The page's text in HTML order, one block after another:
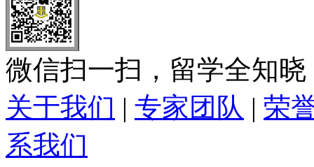
微信扫一扫，留学全知晓
关于我们 | 专家团队 | 荣
系我们